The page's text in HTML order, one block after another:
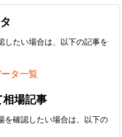
したい場合は、以下の記事を
タ一覧
場記事
を確認したい場合は、以下の